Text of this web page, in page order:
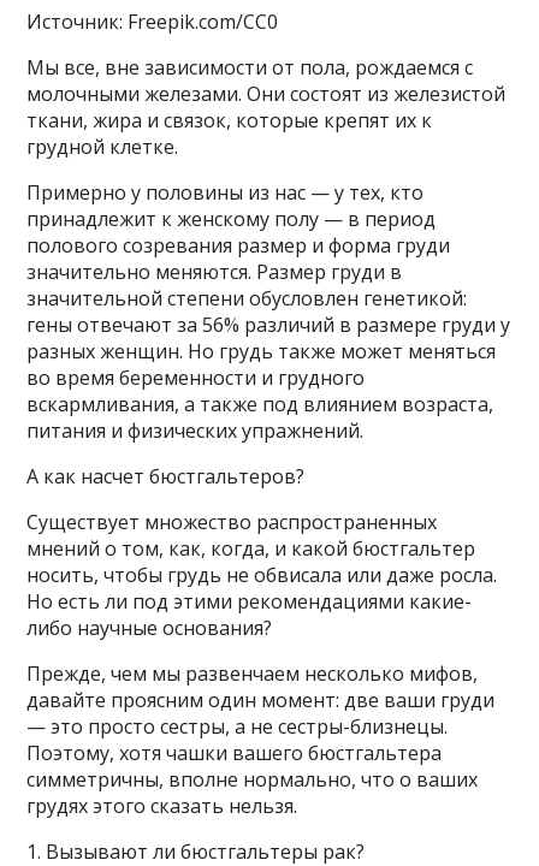
Источник: Freepik.com/CC0
Мы все, вне зависимости от пола, рождаемся с
молочными железами. Они состоят из железистой
ткани, жира и связок, которые крепят их к
грудной клетке.
Примерно у половины из нас — у тех, кто
принадлежит к женскому полу — в период
полового созревания размер и форма груди
значительно меняются. Размер груди в
значительной степени обусловлен генетикой:
гены отвечают за 56% различий в размере груди у
разных женщин. Но грудь также может меняться
во время беременности и грудного
вскармливания, а также под влиянием возраста,
питания и физических упражнений.
А как насчет бюстгальтеров?
Существует множество распространенных
мнений о том, как, когда, и какой бюстгальтер
носить, чтобы грудь не обвисала или даже росла.
Но есть ли под этими рекомендациями какие-
либо научные основания?
Прежде, чем мы развенчаем несколько мифов,
давайте проясним один момент: две ваши груди
— это просто сестры, а не сестры-близнецы.
Поэтому, хотя чашки вашего бюстгальтера
симметричны, вполне нормально, что о ваших
грудях этого сказать нельзя.
1. Вызывают ли бюстгальтеры рак?